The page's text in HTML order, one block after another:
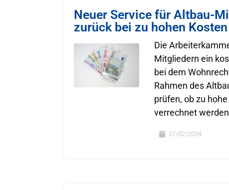
Neuer Service für Altbau-
zurück bei zu hohen Kosten
Die
Mitgliedern ein
bei dem
Rahmen des
prüfen, ob zu
verrechnet
27/02/2024